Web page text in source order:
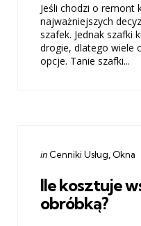
Jeśli chodzi o remont
najważniejszych
szafek. Jednak szafki
drogie, dlatego wiele
opcje. Tanie szafki...
Categories
Posted
in Cenniki Usług Okna
Ile kosztuje
obróbką?